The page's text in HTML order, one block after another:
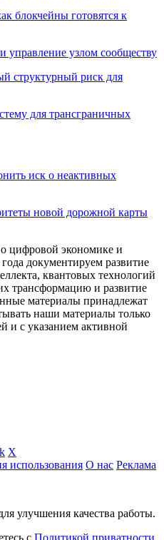
блокчейны готовятся к
управление узлом сообществу
структурный риск для
для трансграничных
иск о неактивных
новой дорожной карты
цифровой экономике и
документируем развитие
квантовых технологий
трансформацию и развитие
материалы принадлежат
наши материалы только
и с указанием активной
X
использования О нас Реклама
улучшения качества работы.
с Политикой приватности